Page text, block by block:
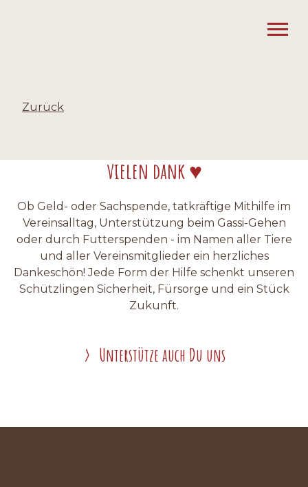
Zurück
vielen dank ♥
Ob Geld- oder Sachspende, tatkräftige Mithilfe im
Vereinsalltag, Unterstützung beim Gassi-Gehen
oder durch Futterspenden - im Namen aller Tiere
und aller Vereinsmitglieder ein herzliches
Dankeschön! Jede Form der Hilfe schenkt unseren
Schützlingen Sicherheit, Fürsorge und ein Stück
Zukunft.
Unterstütze auch Du uns